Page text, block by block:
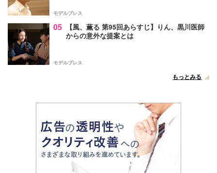
モデルプレス
05
【風、薫る 第95回あらすじ】りん、黒川医師
からの意外な提案とは
モデルプレス
もっとみる